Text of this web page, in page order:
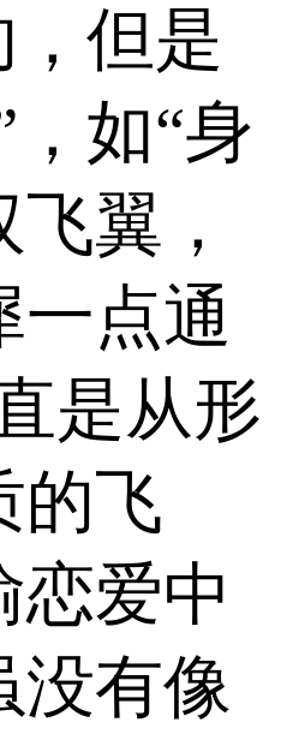
，但是
，如“身
翼，
一点通
是从形
的飞
恋爱中
没有像